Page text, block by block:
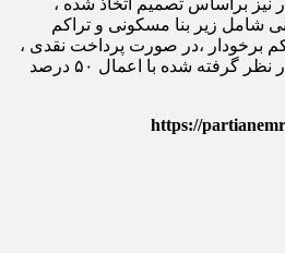
شامل زیر بنا مسکونی و تراکم
محلات ۲۴گانه کم برخودار ،در صورت پرداخت نقدی ،
برابر آئین نامه و ملاحظات در نظر گرفته شده با اعمال ۵۰ درصد
https://